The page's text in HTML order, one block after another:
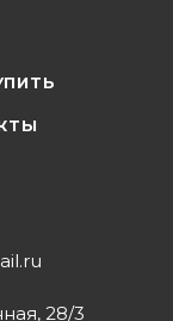
28/3